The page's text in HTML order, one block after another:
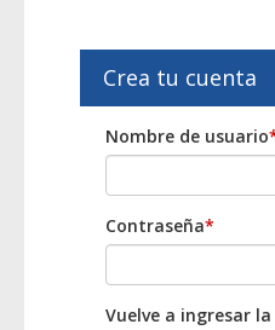
Crea tu cuenta
Nombre de usuario
Contraseña*
Vuelve a ingresar